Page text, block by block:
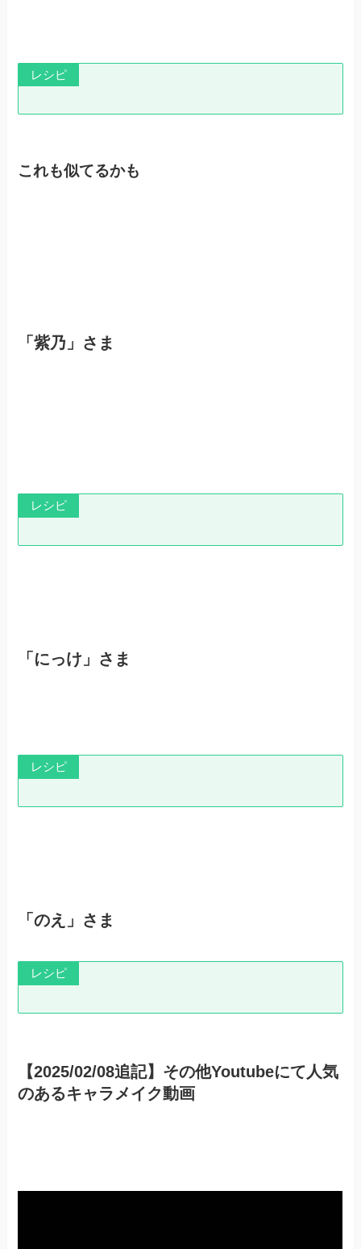
レシピ
これも似てるかも
「紫乃」さま
レシピ
「にっけ」さま
レシピ
「のえ」さま
レシピ
【2025/02/08追記】その他Youtubeにて人気
のあるキャラメイク動画